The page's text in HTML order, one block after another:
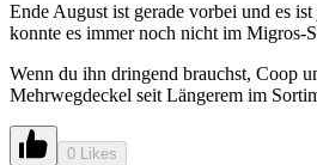
Ende August ist gerade vorbei und es
konnte es immer noch nicht im Migros-
Wenn du ihn dringend brauchst, Coop
Mehrwegdeckel seit Längerem im
0 Likes